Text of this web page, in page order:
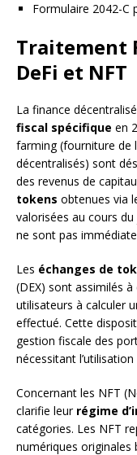
Formulaire 2042-C
Traitement
DeFi et NFT
La finance
fiscal spécifique en
farming (fourniture de
décentralisés) sont
des revenus de
tokens obtenues via
valorisées au cours
ne sont pas
Les échanges de
(DEX) sont assimilés
utilisateurs à calculer
effectué. Cette
gestion fiscale des
nécessitant
Concernant les NFT
clarifie leur régime
catégories. Les NFT
numériques originales